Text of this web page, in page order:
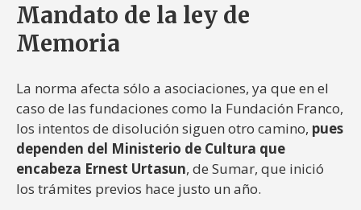
Mandato de la ley de
Memoria
La norma afecta sólo a asociaciones, ya que en el
caso de las fundaciones como la Fundación Franco,
los intentos de disolución siguen otro camino, pues
dependen del Ministerio de Cultura que
encabeza Ernest Urtasun, de Sumar, que inició
los trámites previos hace justo un año.